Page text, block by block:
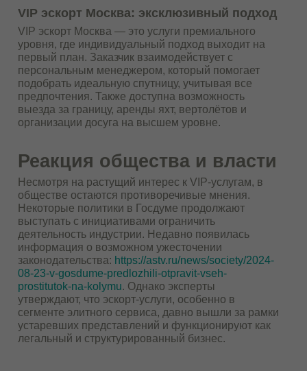
VIP эскорт Москва: эксклюзивный подход
VIP эскорт Москва — это услуги премиального
уровня, где индивидуальный подход выходит на
первый план. Заказчик взаимодействует с
персональным менеджером, который помогает
подобрать идеальную спутницу, учитывая все
предпочтения. Также доступна возможность
выезда за границу, аренды яхт, вертолётов и
организации досуга на высшем уровне.
Реакция общества и власти
Несмотря на растущий интерес к VIP-услугам, в
обществе остаются противоречивые мнения.
Некоторые политики в Госдуме продолжают
выступать с инициативами ограничить
деятельность индустрии. Недавно появилась
информация о возможном ужесточении
законодательства: https://astv.ru/news/society/2024-
08-23-v-gosdume-predlozhili-otpravit-vseh-
prostitutok-na-kolymu. Однако эксперты
утверждают, что эскорт-услуги, особенно в
сегменте элитного сервиса, давно вышли за рамки
устаревших представлений и функционируют как
легальный и структурированный бизнес.